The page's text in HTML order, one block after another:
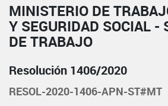
MINISTERIO DE
Y SEGURIDAD SOCIAL -
DE TRABAJO
Resolución 1406/2020
RESOL-2020-1406-APN-ST#MT